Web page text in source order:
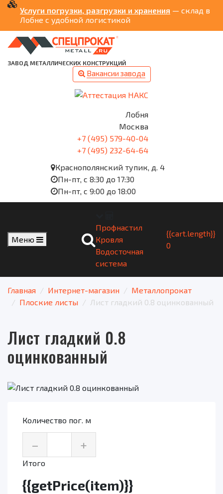
Услуги погрузки, разгрузки и хранения — склад в
Лобне с удобной логистикой
ЗАВОД МЕТАЛЛИЧЕСКИХ КОНСТРУКЦИЙ
Вакансии завода
Краснополянский тупик, д. 4
Пн-пт, с 8:30 до 17:30
Пн-пт, с 9:00 до 18:00
Лобня
Москва
+7 (495) 579-40-04
+7 (495) 232-64-64
Меню
Профнастил
Кровля
Водосточная
система
{{cart.length}}
0
Главная Интернет-магазин
Металлопрокат
Плоские листы
Лист гладкий 0.8 оцинкованный
Лист гладкий 0.8
оцинкованный
Количество пог. м
– +
Итого
{{getPrice(item)}}